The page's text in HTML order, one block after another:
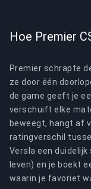
Hoe Premier
Premier schrapte
ze door één
de game geeft je
verschuift elke
beweegt, hangt af
ratingverschil
Versla een
leven) en je boekt
waarin je favoriet